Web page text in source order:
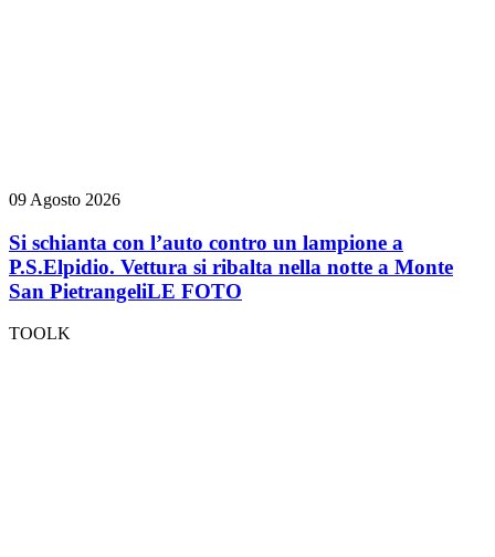
09 Agosto 2026
Si schianta con l’auto contro un lampione a
P.S.Elpidio. Vettura si ribalta nella notte a Monte
San PietrangeliLE FOTO
TOOLK